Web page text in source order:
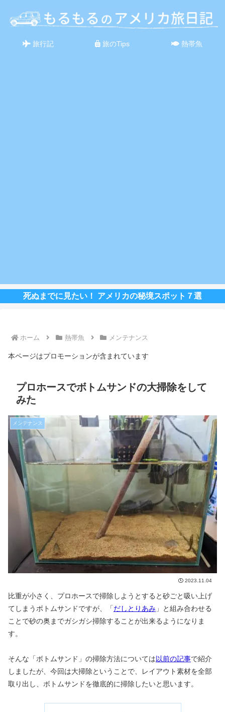
旅行記 旅のTips 熱帯魚
死ぬまでに見たい！ アメリカの秘境スポット７選
ホーム 熱帯魚 メンテナンス
本ページはプロモーションが含まれています
プロホースでボトムサンドの大掃除をして
みた
メンテナンス
2023.11.04
比重が小さく、プロホースで掃除しようとすると砂ごと吸い上げ
てしまうボトムサンドですが、「だしとりあみ 」と組み合わせる
ことで砂の奥までガシガシ掃除することが出来るようになりま
す。
そんな「ボトムサンド」の掃除方法については以前の記事で紹介
しましたが、今回は大掃除ということで、レイアウト素材を全部
取り出し、ボトムサンドを徹底的に掃除したいと思います。